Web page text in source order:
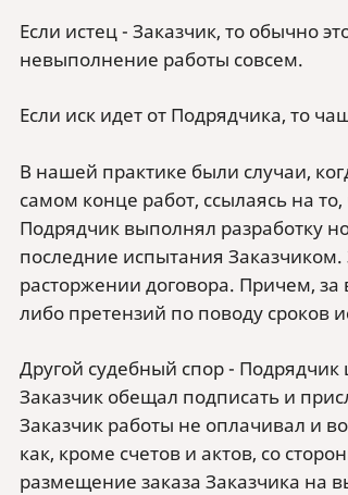
Если истец - Заказчик, то обычно
невыполнение работы совсем.
Если иск идет от Подрядчика, то
В нашей практике были случаи,
самом конце работ, ссылаясь на
Подрядчик выполнял разработку
последние испытания
расторжении договора. Причем, за
либо претензий по поводу сроков
Другой судебный спор -
Заказчик обещал подписать и
Заказчик работы не оплачивал и
как, кроме счетов и актов, со
размещение заказа Заказчика на